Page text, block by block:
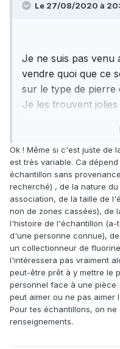
Le 27/08/2020 à
Je ne suis pas venu
vendre quoi que ce
sur le type de pierre
Je les trouvent
qu'elles traînent
J'écoutais mon
remorque, ça part
restes ...
Je peux
financier des choses
du tout !
On me pose la
curiosité je réponds.
C'est toujours
pas fréquent (donc
certaine valeur) que
Si j'avais voulus
Ok ! Même si c'est juste de
est très variable. Ca
échantillon sans
recherché) , de la nature
association, de la taille de
non de zones cassées), de
l'histoire de l'échantillon
d'une personne connue),
un collectionneur de
l'intéressera pas vraiment
peut-être prêt à y mettre le
personnel face à une pièce
peut aimer ou ne pas aimer
Pour tes échantillons, on
renseignements.